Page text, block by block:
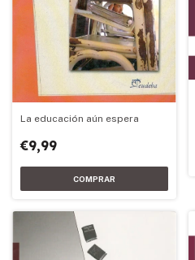
La educación aún espera
€9,99